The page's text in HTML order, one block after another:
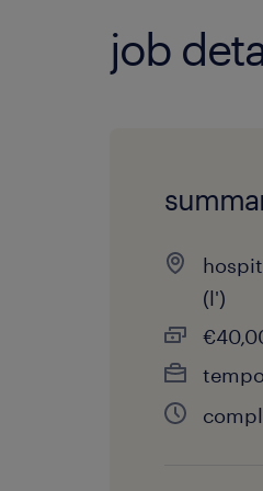
job
(l')